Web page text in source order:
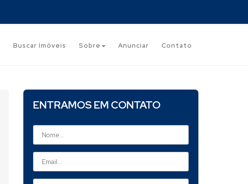
Buscar Imóveis Sobre Anunciar Contato
ENTRAMOS EM CONTATO